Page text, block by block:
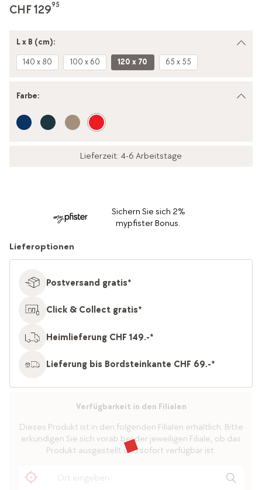
CHF 12995
L x B (cm):
140 x 80 100 x 60 120 x 70 65 x 55
Farbe:
Lieferzeit: 4-6 Arbeitstage
Sichern Sie sich 2%
mypfister Bonus.
Lieferoptionen
Postversand gratis*
Click & Collect gratis*
Heimlieferung CHF 149.-*
Lieferung bis Bordsteinkante CHF 69.-*
Verfügbarkeit in den Filialen
Dieses Produkt ist in den folgenden Filialen erhältlich. Bitte
erkundigen Sie sich vorab bei der jeweiligen Filiale, ob das
Produkt ausgestellt und sofort verfügbar ist.